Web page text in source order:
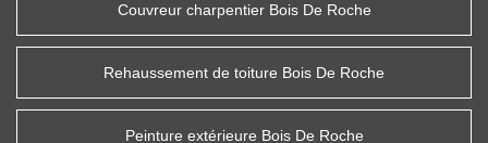
Couvreur charpentier Bois De Roche
Rehaussement de toiture Bois De Roche
Peinture extérieure Bois De Roche